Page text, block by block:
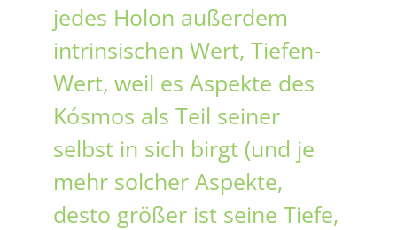
jedes Holon außerdem
intrinsischen Wert, Tiefen-
Wert, weil es Aspekte des
Kósmos als Teil seiner
selbst in sich birgt (und je
mehr solcher Aspekte,
desto größer ist seine Tiefe,